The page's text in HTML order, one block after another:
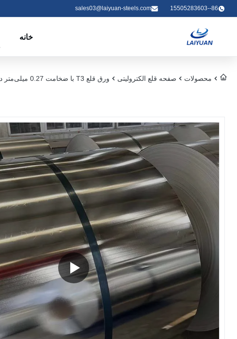
86--15505283603
sales03@laiyuan-steels.com
خانه
محصولات صفحه قلع الکترولیتی ورق قلع T3 با ضخامت 0.27 میلی‌متر دارای گواهینامه ISO با پوشش قلع 8.4/8.4 برای قوطی‌های پودر تغذیه‌ای